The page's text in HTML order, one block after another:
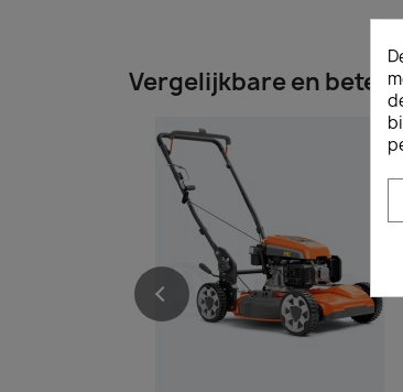
Vergelijkbare en